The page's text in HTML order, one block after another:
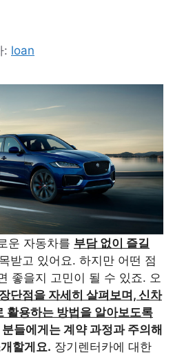
: loan
운 자동차를 부담 없이 즐길
받고 있어요. 하지만 어떤 점
좋을지 고민이 될 수 있죠. 오
단점을 자세히 살펴보며, 신차
활용하는 방법을 알아보도록
들에게는 계약 과정과 주의해
할게요. 장기렌터카에 대한